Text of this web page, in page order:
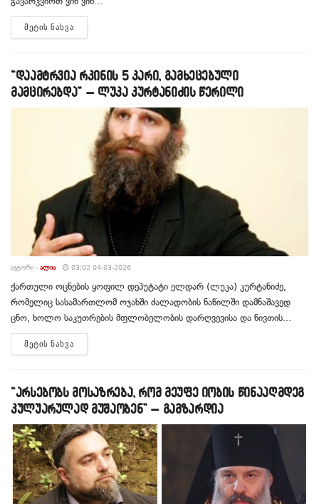
ᲛᲔᲢᲘᲡ ᲜᲐᲮᲕᲐ
“დაამტრვია რკინის 5 კარი, გამხეცებული
მამცირებდა” – ლუკა კურტანიძის წერილი
ᲐᲕᲢᲝᲠᲘ - ᲐᲚᲘᲐ 03:02 04-03-2026
ქართული ოცნების ყოფილ დეპუტატი ელდარ (ლუკა) კურტანიძე,
რომელიც სასამართლომ ოჯახში ძალადობის ნაწილში დამნაშავედ
ცნო, ხოლო საკუთრების მფლობელობის დარღვევისა და ნივთის...
ᲛᲔᲢᲘᲡ ᲜᲐᲮᲕᲐ
“არსებობს მოსაზრება, რომ მეუფე იობის წინააღმდეგ
კულუარულად მუშაობენ” – გამზარდია